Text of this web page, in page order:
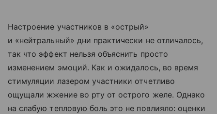
Настроение участников в «острый»
и «нейтральный» дни практически не отличалось,
так что эффект нельзя объяснить просто
изменением эмоций. Как и ожидалось, во время
стимуляции лазером участники отчетливо
ощущали жжение во рту от острого желе. Однако
на слабую тепловую боль это не повлияло: оценки